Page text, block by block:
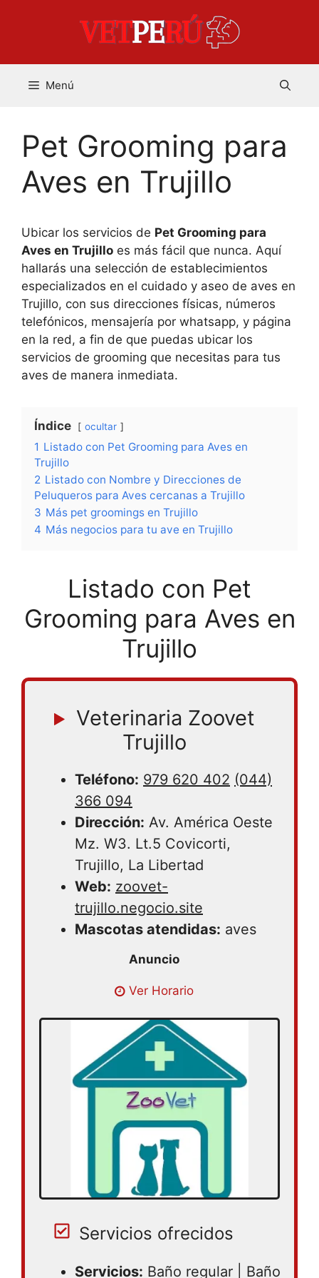
Menú
Pet Grooming para
Aves en Trujillo
Ubicar los servicios de Pet Grooming para
Aves en Trujillo es más fácil que nunca. Aquí
hallarás una selección de establecimientos
especializados en el cuidado y aseo de aves en
Trujillo, con sus direcciones físicas, números
telefónicos, mensajería por whatsapp, y página
en la red, a fin de que puedas ubicar los
servicios de grooming que necesitas para tus
aves de manera inmediata.
Índice ocultar
1 Listado con Pet Grooming para Aves en
Trujillo
2 Listado con Nombre y Direcciones de
Peluqueros para Aves cercanas a Trujillo
3 Más pet groomings en Trujillo
4 Más negocios para tu ave en Trujillo
Listado con Pet
Grooming para Aves en
Trujillo
Veterinaria Zoovet
Trujillo
Teléfono: 979 620 402 (044)
366 094
Dirección: Av. América Oeste
Mz. W3. Lt.5 Covicorti,
Trujillo, La Libertad
Web: zoovet-
trujillo.negocio.site
Mascotas atendidas: aves
Lunes 09:00 – 19:00 | Martes 09:00 –
09:00 – 19:00 | Viernes 09:00 – 19:00 |
Sabado 09:00 – 19:00
Ver Horario
Servicios ofrecidos
Servicios: Baño regular | Baño